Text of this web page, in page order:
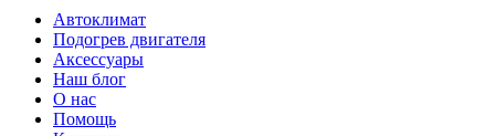
Автоклимат
Подогрев двигателя
Аксессуары
Наш блог
О нас
Помощь